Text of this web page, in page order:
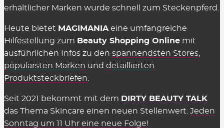
erhältlicher Marken wurde schnell zum Steckenpferd.
Heute bietet MAGIMANIA eine umfangreiche
Hilfestellung zum Beauty Shopping Online mit
ausführlichen Infos zu den spannendsten Stores,
populärsten Marken und detaillierten
Produktsteckbriefen
Seit 2021 bekommt mit dem DIRTY BEAUTY TALK
das Thema Skincare einen neuen Stellenwert. Jeden
Sonntag um 11 Uhr eine neue Folge!